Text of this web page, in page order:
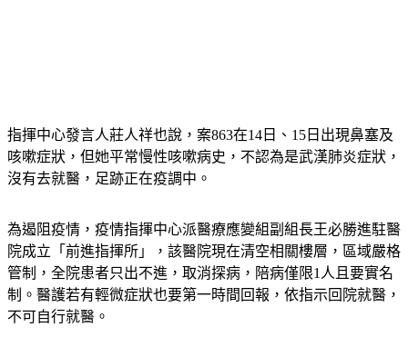
指揮中心發言人莊人祥也說，案863在14日、15日出現鼻塞及
咳嗽症狀，但她平常慢性咳嗽病史，不認為是武漢肺炎症狀，
沒有去就醫，足跡正在疫調中。
為遏阻疫情，疫情指揮中心派醫療應變組副組長王必勝進駐醫
院成立「前進指揮所」，該醫院現在清空相關樓層，區域嚴格
管制，全院患者只出不進，取消探病，陪病僅限1人且要實名
制。醫護若有輕微症狀也要第一時間回報，依指示回院就醫，
不可自行就醫。